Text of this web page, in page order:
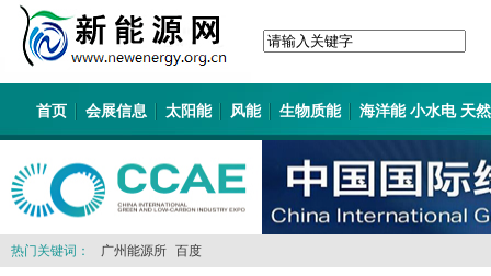
首页 会展信息 太阳能 风能 生物质能 海洋能 小水电 天
热门关键词： 广州能源所 百度